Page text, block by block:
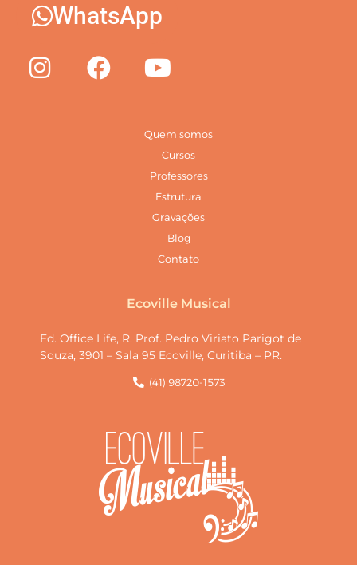
WhatsApp
Quem somos
Cursos
Professores
Estrutura
Gravações
Blog
Contato
Ecoville Musical
Ed. Office Life, R. Prof. Pedro Viriato Parigot de
Souza, 3901 – Sala 95 Ecoville, Curitiba – PR.
(41) 98720-1573